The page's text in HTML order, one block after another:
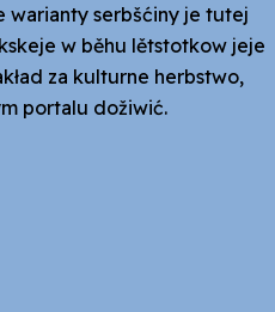
warianty serbšćiny je tutej
w běhu lětstotkow jeje
za kulturne herbstwo,
portalu dožiwić.